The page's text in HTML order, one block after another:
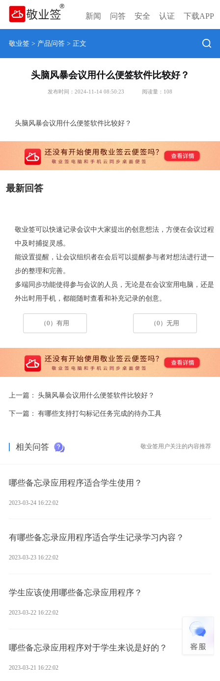
新闻 问答 安全 认证 下载APP
敬业签> 产品问答> 正文
头脑风暴会议用什么便签软件比较好？
发布时间：2024-11-14 08:50:23 阅读量： 108
头脑风暴会议用什么便签软件比较好？
最新回答
敬业签可以快速记录会议中大家提出的创意想法，方便在会议过程
中及时捕捉灵感。
能设置提醒，让会议组织者在会后可以提醒参与者对想法进行进一
步的整理和完善。
多端同步功能使得参与会议的人员，无论是在会议室用电脑，还是
外出时用手机，都能随时查看和补充记录的创意。
（0）有用 （0）无用
上一篇： 头脑风暴会议用什么便签软件比较好？
下一篇： 有哪些支持打勾标记任务完成的待办工具
相关问答 敬业签用户关注的内容推荐
哪些备忘录应用程序适合学生使用？
2023-03-24 16:22:02
有哪些备忘录应用程序适合学生记录学习内容？
2023-03-23 16:22:02
学生应该使用哪些备忘录应用程序？
2023-03-22 16:22:02
哪些备忘录应用程序对于学生来说是好的？
2023-03-21 16:22:02